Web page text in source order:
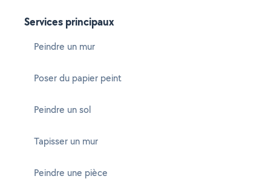
Services principaux
Peindre un mur
Poser du papier peint
Peindre un sol
Tapisser un mur
Peindre une pièce